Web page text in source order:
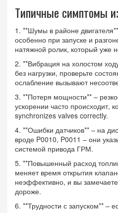
Типичные симптомы
1. **Шумы в районе
особенно при запуске и
натяжной ролик, который уже
2. **Вибрация на холостом
без нагрузки, проверьте
ослабление вызывают
3. **Потеря мощности** –
ускорении часто происходит,
synchronizes valves correctly.
4. **Ошибки датчиков** – на
вроде P0010, P0011 – они
системой привода ГРМ.
5. **Повышенный расход
меняет время открытия
неэффективно, и вы
дороже.
6. **Трудности с запуском** –